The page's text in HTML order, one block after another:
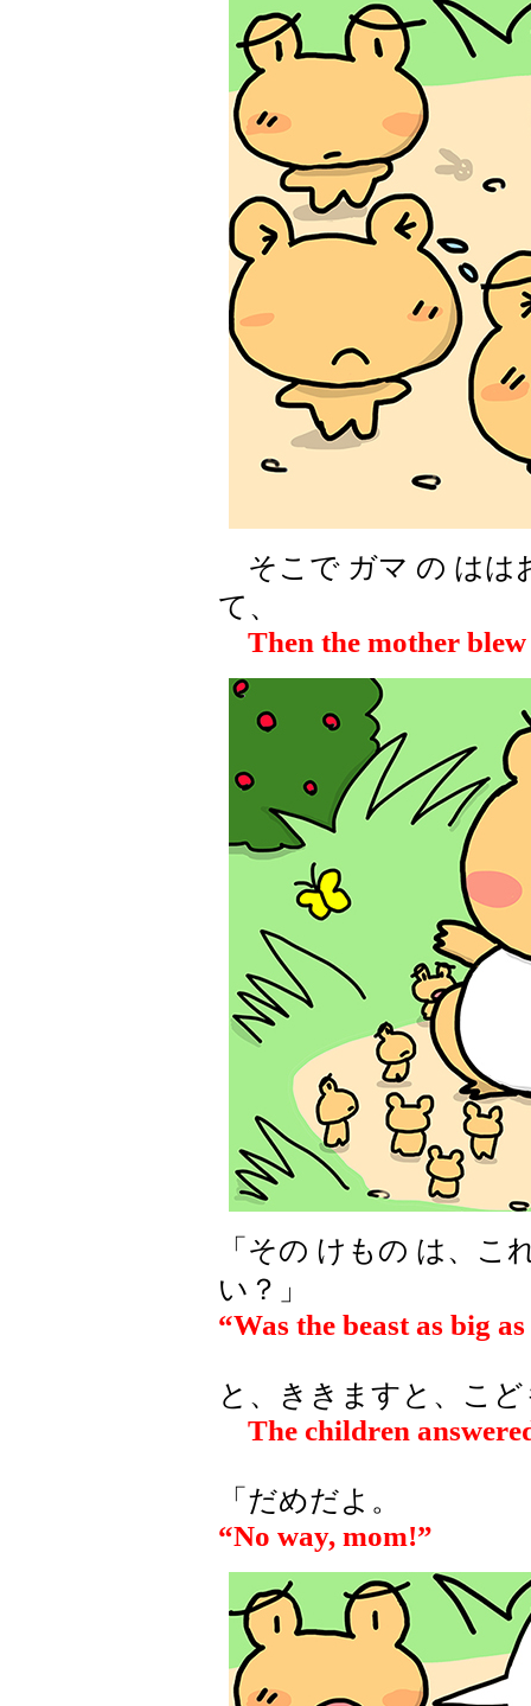
そこで ガマ の はは
て、
Then the mother blew
「その けもの は、こ
い？」
“Was the beast as big
と、ききますと、こ
The children
「だめだよ。
“No way, mom!”